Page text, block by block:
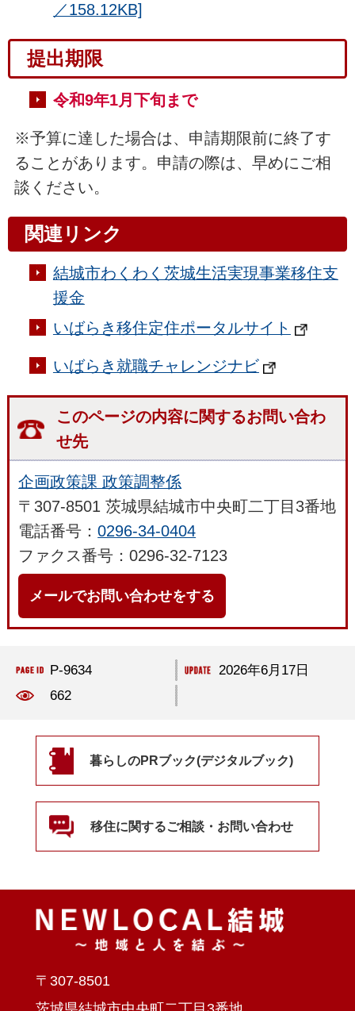
／158.12KB]
提出期限
令和9年1月下旬まで
※予算に達した場合は、申請期限前に終了す
ることがあります。申請の際は、早めにご相
談ください。
関連リンク
結城市わくわく茨城生活実現事業移住支
援金
いばらき移住定住ポータルサイト
いばらき就職チャレンジナビ
このページの内容に関するお問い合わ
せ先
企画政策課 政策調整係
〒307-8501 茨城県結城市中央町二丁目3番地
電話番号：0296-34-0404
ファクス番号：0296-32-7123
メールでお問い合わせをする
P-9634
2026年6月17日
662
暮らしのPRブック(デジタルブック)
移住に関するご相談・お問い合わせ
〒307-8501